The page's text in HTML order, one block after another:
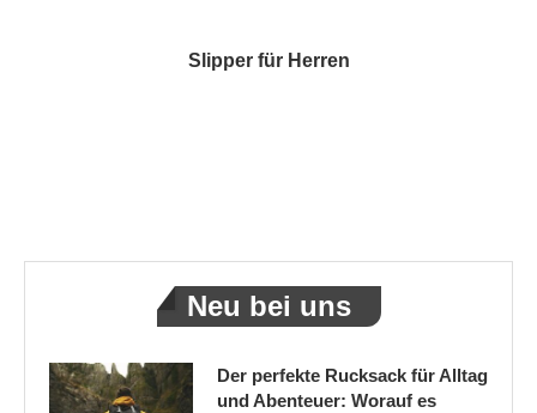
Slipper für Herren
Neu bei uns
Der perfekte Rucksack für Alltag
und Abenteuer: Worauf es